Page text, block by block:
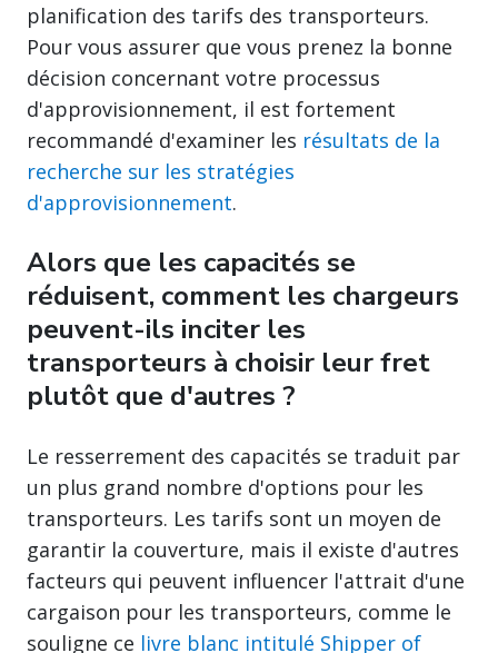
planification des tarifs des transporteurs.
Pour vous assurer que vous prenez la bonne
décision concernant votre processus
d'approvisionnement, il est fortement
recommandé d'examiner les résultats de la
recherche sur les stratégies
d'approvisionnement.
Alors que les capacités se
réduisent, comment les chargeurs
peuvent-ils inciter les
transporteurs à choisir leur fret
plutôt que d'autres ?
Le resserrement des capacités se traduit par
un plus grand nombre d'options pour les
transporteurs. Les tarifs sont un moyen de
garantir la couverture, mais il existe d'autres
facteurs qui peuvent influencer l'attrait d'une
cargaison pour les transporteurs, comme le
souligne ce livre blanc intitulé Shipper of